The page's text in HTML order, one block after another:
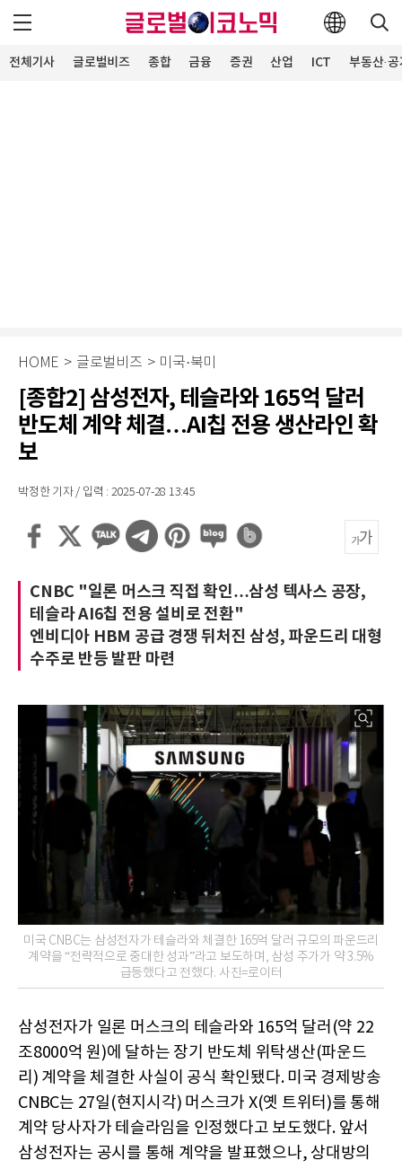
전체기사 글로벌비즈 종합 금융 증권 산업 ICT 부동산·
HOME > 글로벌비즈 > 미국·북미
[종합2] 삼성전자, 테슬라와 165억 달러
반도체 계약 체결…AI칩 전용 생산라인 확
보
박정한 기자 / 입력 : 2025-07-28 13:45
CNBC "일론 머스크 직접 확인…삼성 텍사스 공장,
테슬라 AI6칩 전용 설비로 전환"
엔비디아 HBM 공급 경쟁 뒤처진 삼성, 파운드리 대형
수주로 반등 발판 마련
미국 CNBC는 삼성전자가 테슬라와 체결한 165억 달러 규모의 파운드리
계약을 “전략적으로 중대한 성과”라고 보도하며, 삼성 주가가 약 3.5%
급등했다고 전했다. 사진=로이터
삼성전자가 일론 머스크의 테슬라와 165억 달러(약 22
조8000억 원)에 달하는 장기 반도체 위탁생산(파운드
리) 계약을 체결한 사실이 공식 확인됐다. 미국 경제방송
CNBC는 27일(현지시각) 머스크가 X(옛 트위터)를 통해
계약 당사자가 테슬라임을 인정했다고 보도했다. 앞서
삼성전자는 공시를 통해 계약을 발표했으나, 상대방의